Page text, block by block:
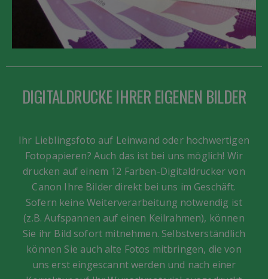
DIGITALDRUCKE IHRER EIGENEN BILDER
Ihr Lieblingsfoto auf Leinwand oder hochwertigen
Fotopapieren? Auch das ist bei uns möglich! Wir
drucken auf einem 12 Farben-Digitaldrucker von
Canon Ihre Bilder direkt bei uns im Geschäft.
Sofern keine Weiterverarbeitung notwendig ist
(z.B. Aufspannen auf einen Keilrahmen), können
Sie ihr Bild sofort mitnehmen. Selbstverständlich
können Sie auch alte Fotos mitbringen, die von
uns erst eingescannt werden und nach einer